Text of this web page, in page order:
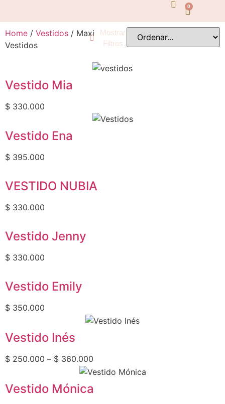
0
Home / Vestidos / Maxi
Vestidos
Mostrar
Filtros
Vestido Mia
$ 330.000
Vestido Ena
$ 395.000
VESTIDO NUBIA
$ 330.000
Vestido Jenny
$ 330.000
Vestido Emily
$ 350.000
Vestido Inés
$ 250.000 – $ 360.000
Vestido Mónica
Precio
$
Anillos
Aretes
Blusas y Faldas
Enterizos y Pantalones
Vestidos
Maxi Vestidos
Midi Vestidos
Mini Vestidos